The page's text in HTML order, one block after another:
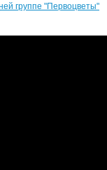
группе "Первоцветы"